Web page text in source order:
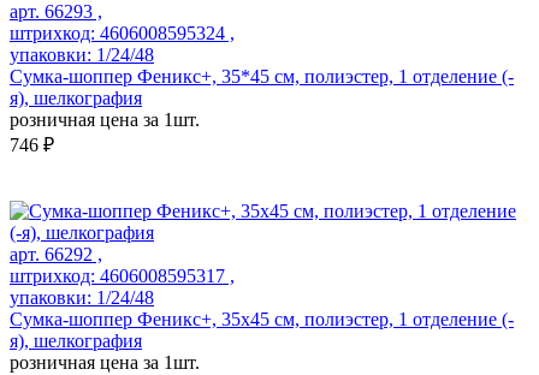
арт. 66293 ,
штрихкод: 4606008595324 ,
упаковки: 1/24/48
Сумка-шоппер Феникс+, 35*45 см, полиэстер, 1 отделение (-
я), шелкография
розничная цена за 1шт.
746 ₽
арт. 66292 ,
штрихкод: 4606008595317 ,
упаковки: 1/24/48
Сумка-шоппер Феникс+, 35x45 см, полиэстер, 1 отделение (-
я), шелкография
розничная цена за 1шт.